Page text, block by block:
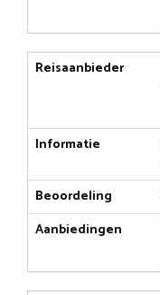
Reisaanbieder
Informatie
Beoordeling
Aanbiedingen